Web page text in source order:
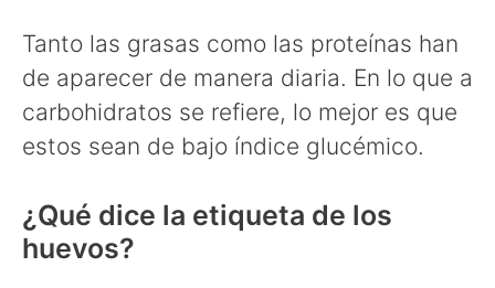
Tanto las grasas como las proteínas han
de aparecer de manera diaria. En lo que a
carbohidratos se refiere, lo mejor es que
estos sean de bajo índice glucémico.
¿Qué dice la etiqueta de los
huevos?